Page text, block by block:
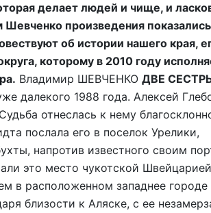
делает людей и чище, и
произведения
об истории нашего края,
которому в 2010 году
Владимир ШЕВЧЕНКО ДВЕ
далекого 1988 года. Алексей
отнеслась к нему
послала его в поселок Урелики,
напротив известного своим
это место чукотской
в расположенном западнее
близости к Аляске, с ее